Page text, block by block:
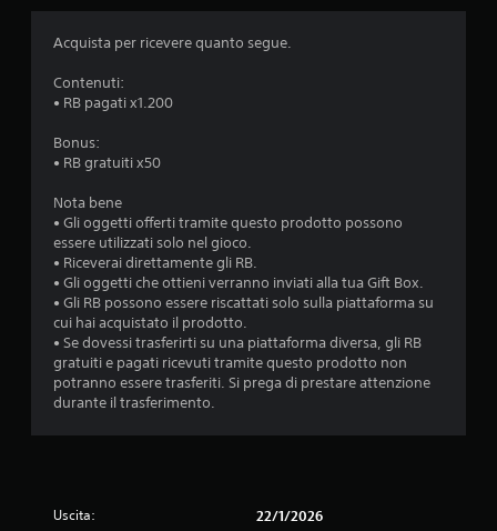
Acquista per ricevere quanto segue.
Contenuti:
• RB pagati x1.200
Bonus:
• RB gratuiti x50
Nota bene
• Gli oggetti offerti tramite questo prodotto possono
essere utilizzati solo nel gioco.
• Riceverai direttamente gli RB.
• Gli oggetti che ottieni verranno inviati alla tua Gift Box.
• Gli RB possono essere riscattati solo sulla piattaforma su
cui hai acquistato il prodotto.
• Se dovessi trasferirti su una piattaforma diversa, gli RB
gratuiti e pagati ricevuti tramite questo prodotto non
potranno essere trasferiti. Si prega di prestare attenzione
durante il trasferimento.
Uscita: 22/1/2026